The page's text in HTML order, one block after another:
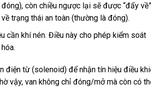
còn chiều ngược lại sẽ được “đẩy về”
trạng thái an toàn (thường là đóng).
cần khí nén. Điều này cho phép kiểm soát
điện từ (solenoid) để nhận tín hiệu điều
vậy, van không chỉ đóng/mở mà còn có